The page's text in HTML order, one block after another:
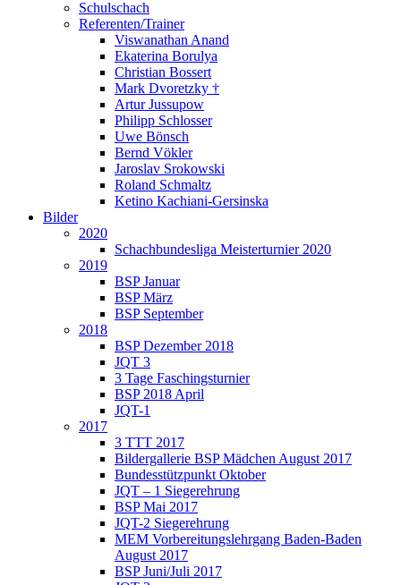
Schulschach
Referenten/Trainer
Viswanathan Anand
Ekaterina Borulya
Christian Bossert
Mark Dvoretzky †
Artur Jussupow
Philipp Schlosser
Uwe Bönsch
Bernd Vökler
Jaroslav Srokowski
Roland Schmaltz
Ketino Kachiani-Gersinska
Bilder
2020
Schachbundesliga Meisterturnier 2020
2019
BSP Januar
BSP März
BSP September
2018
BSP Dezember 2018
JQT 3
3 Tage Faschingsturnier
BSP 2018 April
JQT-1
2017
3 TTT 2017
Bildergallerie BSP Mädchen August 2017
Bundesstützpunkt Oktober
JQT – 1 Siegerehrung
BSP Mai 2017
JQT-2 Siegerehrung
MEM Vorbereitungslehrgang Baden-Baden
August 2017
BSP Juni/Juli 2017